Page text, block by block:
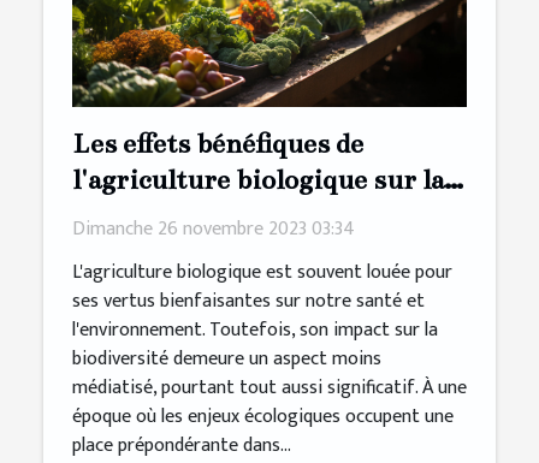
Les effets bénéfiques de
l'agriculture biologique sur la
préservation de la biodiversité
Dimanche 26 novembre 2023 03:34
L'agriculture biologique est souvent louée pour
ses vertus bienfaisantes sur notre santé et
l'environnement. Toutefois, son impact sur la
biodiversité demeure un aspect moins
médiatisé, pourtant tout aussi significatif. À une
époque où les enjeux écologiques occupent une
place prépondérante dans...